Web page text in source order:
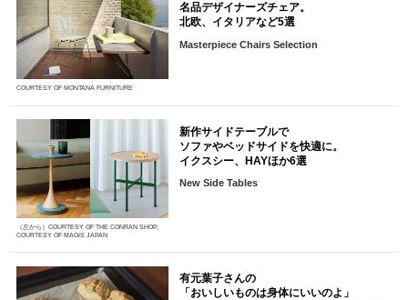
COURTESY OF MONTANA FURNITURE
名品デザイナーズチェア。
北欧、イタリアなど5選
Masterpiece Chairs Selection
（左から）COURTESY OF THE CONRAN SHOP,
COURTESY OF MAGIS JAPAN
新作サイドテーブルで
ソファやベッドサイドを快適に。
イクスシー、HAYほか6選
New Side Tables
有元葉子さんの
「おいしいものは身体にいいのよ」